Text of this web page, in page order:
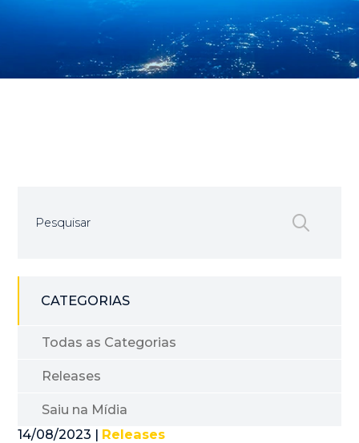
CATEGORIAS
Todas as Categorias
Releases
Saiu na Mídia
14/08/2023 | Releases